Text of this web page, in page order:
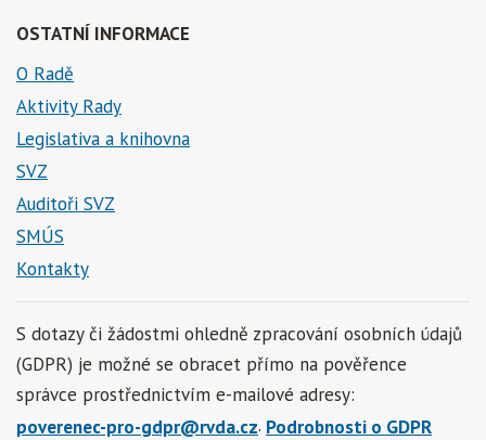
OSTATNÍ INFORMACE
O Radě
Aktivity Rady
Legislativa a knihovna
SVZ
Auditoři SVZ
SMÚS
Kontakty
S dotazy či žádostmi ohledně zpracování osobních údajů
(GDPR) je možné se obracet přímo na pověřence
správce prostřednictvím e-mailové adresy:
poverenec-pro-gdpr@rvda.cz. Podrobnosti o GDPR